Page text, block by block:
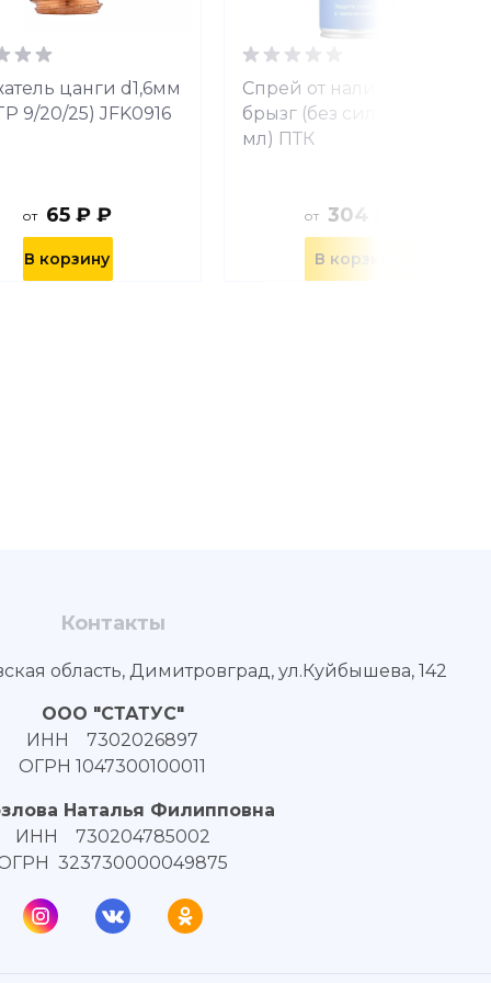
цанги d1,6мм
9/20/25) JFK0916
от 65 ₽ ₽
В корзину
Спрей от налипания
брызг (без силикона 520
мл) ПТК
от 304 ₽ ₽
В корзину
Контакты
область, Димитровград, ул.Куйбышева, 142
ООО "СТАТУС"
ИНН 7302026897
ОГРН 1047300100011
Наталья Филипповна
ИНН 730204785002
323730000049875